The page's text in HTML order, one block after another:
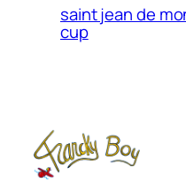
saint jean de
cup